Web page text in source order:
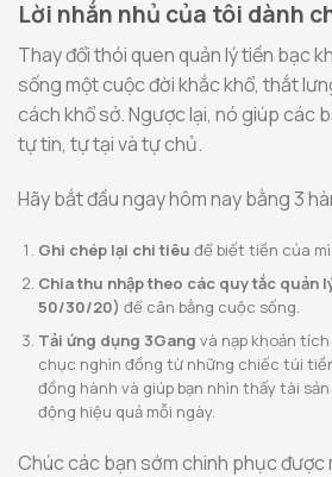
Lời nhắn nhủ của tôi dành
Thay đổi thói quen quản lý tiền bạc
sống một cuộc đời khắc khổ, thắt
cách khổ sở. Ngược lại, nó giúp các
tự tin, tự tại và tự chủ.
Hãy bắt đầu ngay hôm nay bằng 3
Ghi chép lại chi tiêu để biết tiền của
Chia thu nhập theo các quy tắc quản
50/30/20) để cân bằng cuộc sống.
Tải ứng dụng 3Gang và nạp khoản
chục nghìn đồng từ những chiếc túi
đồng hành và giúp bạn nhìn thấy tài
động hiệu quả mỗi ngày.
Chúc các bạn sớm chinh phục được